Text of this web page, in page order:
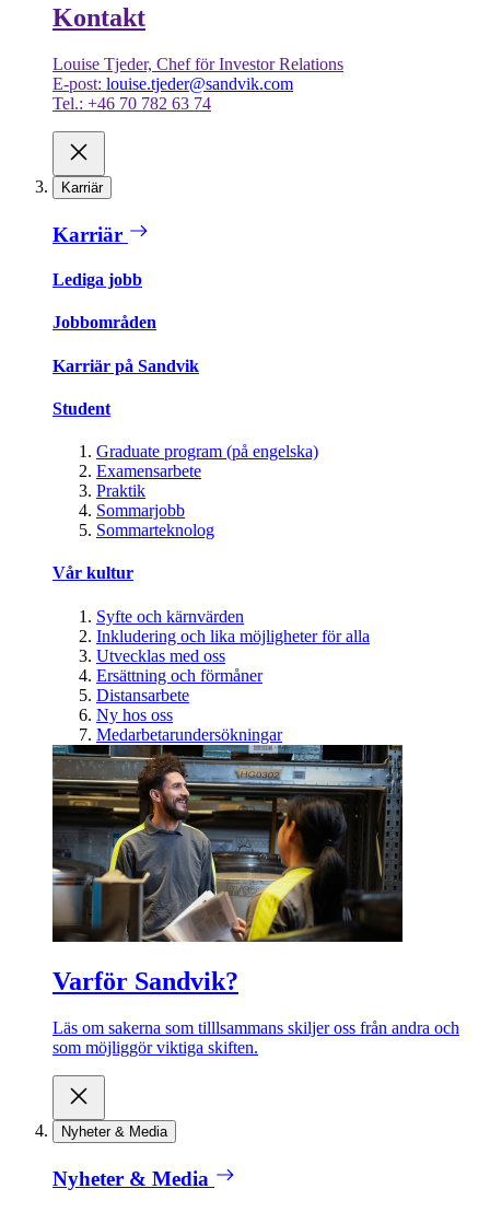
Kontakt
Louise Tjeder, Chef för Investor Relations
E-post: louise.tjeder@sandvik.com
Tel.: +46 70 782 63 74
Karriär
Karriär
Lediga jobb
Jobbområden
Karriär på Sandvik
Student
Graduate program (på engelska)
Examensarbete
Praktik
Sommarjobb
Sommarteknolog
Vår kultur
Syfte och kärnvärden
Inkludering och lika möjligheter för alla
Utvecklas med oss
Ersättning och förmåner
Distansarbete
Ny hos oss
Medarbetarundersökningar
Varför Sandvik?
Läs om sakerna som tilllsammans skiljer oss från andra och
som möjliggör viktiga skiften.
Nyheter & Media
Nyheter & Media